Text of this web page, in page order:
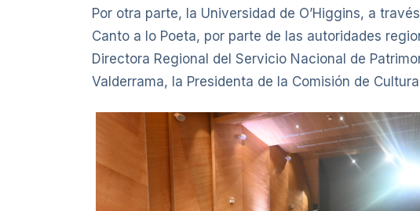
Por otra parte, la Universidad de O’Higgins, a
Canto a lo Poeta, por parte de las autoridades
Directora Regional del Servicio Nacional de
Valderrama, la Presidenta de la Comisión de